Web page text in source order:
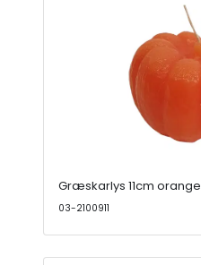
Græskarlys 11cm orange
03-2100911